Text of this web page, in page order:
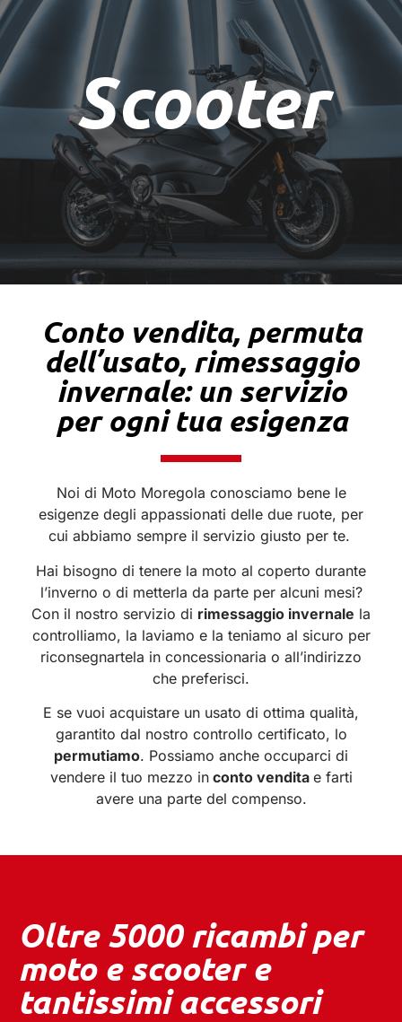
Scooter
Scooter
Scopri i nostri scooter
Conto vendita, permuta
dell’usato, rimessaggio
invernale: un servizio
per ogni tua esigenza
Noi di Moto Moregola conosciamo bene le
esigenze degli appassionati delle due ruote, per
cui abbiamo sempre il servizio giusto per te.
Hai bisogno di tenere la moto al coperto durante
l’inverno o di metterla da parte per alcuni mesi?
Con il nostro servizio di rimessaggio invernale la
controlliamo, la laviamo e la teniamo al sicuro per
riconsegnartela in concessionaria o all’indirizzo
che preferisci.
E se vuoi acquistare un usato di ottima qualità,
garantito dal nostro controllo certificato, lo
permutiamo. Possiamo anche occuparci di
vendere il tuo mezzo inconto vendita e farti
avere una parte del compenso.
Oltre 5000 ricambi per
moto e scooter e
tantissimi accessori